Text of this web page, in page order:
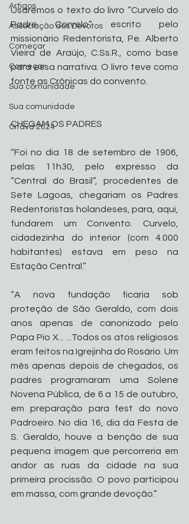
Artigos
Associação dos Devotos
Começar
Começar
Sua comunidade
Sua comunidade
Oitava 2024
Usaremos o texto do livro “Curvelo do
Padre Corvelo” escrito pelo
missionário Redentorista, Pe. Alberto
Vieira de Araújo, C.Ss.R., como base
para essa narrativa. O livro teve como
fonte as Crônicas do convento.
CHEGAM OS PADRES
“Foi no dia 18 de setembro de 1906,
pelas 11h30, pelo expresso da
“Central do Brasil”, procedentes de
Sete Lagoas, chegariam os Padres
Redentoristas holandeses, para, aqui,
fundarem um Convento. Curvelo,
cidadezinha do interior (com 4.000
habitantes) estava em peso na
Estação Central.”
“A nova fundação ficaria sob
proteção de São Geraldo, com dois
anos apenas de canonizado pelo
Papa Pio X... ...Todos os atos religiosos
eram feitos na Igrejinha do Rosário. Um
mês apenas depois de chegados, os
padres programaram uma Solene
Novena Pública, de 6 a 15 de outubro,
em preparação para fest do novo
Padroeiro. No dia 16, dia da Festa de
S. Geraldo, houve a benção de sua
pequena imagem que percorreria em
andor as ruas da cidade na sua
primeira procissão. O povo participou
em massa, com grande devoção.”